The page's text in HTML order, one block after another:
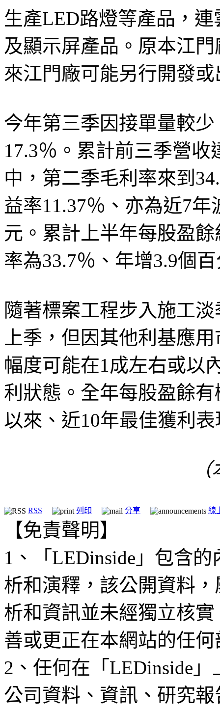
生產LED路燈等產品，
及顯示屏產品。原本江
來江門廠可能另行開發
今年第三季因接單量較
17.3％。累計前三季營收
中，第二季毛利率來到
益率11.37％、亦為近7
元。累計上半年每股盈
率為33.7％、年增3.9個
隨著標案工程步入施工
上季，但因其他利基應
幅度可能在1成左右或以
利狀態。全年每股盈餘
以來、近10年最佳獲利
RSS 列印 分享 線
【免責聲明】
1、「LEDinside」包含
析和演釋，該公開資料
析和資訊並未經獨立核
善或更正在本網站的任
2、任何在「LEDinside
公司資料、資訊、研究